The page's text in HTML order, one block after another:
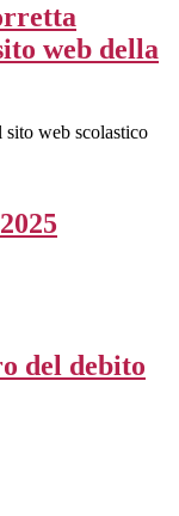
web della
sito web scolastico
del debito